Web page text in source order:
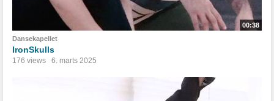
00:38
Dansekapellet
IronSkulls
176 views 6. marts 2025